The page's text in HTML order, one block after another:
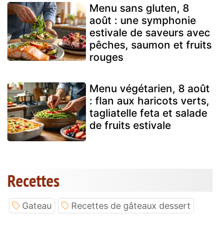
Menu sans gluten, 8
août : une symphonie
estivale de saveurs avec
pêches, saumon et fruits
rouges
Menu végétarien, 8 août
: flan aux haricots verts,
tagliatelle feta et salade
de fruits estivale
Recettes
Gateau Recettes de gâteaux dessert